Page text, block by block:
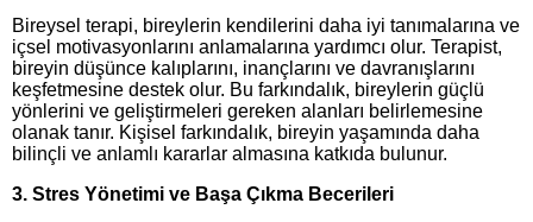
Bireysel terapi, bireylerin kendilerini daha iyi tanımalarına ve
içsel motivasyonlarını anlamalarına yardımcı olur. Terapist,
bireyin düşünce kalıplarını, inançlarını ve davranışlarını
keşfetmesine destek olur. Bu farkındalık, bireylerin güçlü
yönlerini ve geliştirmeleri gereken alanları belirlemesine
olanak tanır. Kişisel farkındalık, bireyin yaşamında daha
bilinçli ve anlamlı kararlar almasına katkıda bulunur.
3. Stres Yönetimi ve Başa Çıkma Becerileri